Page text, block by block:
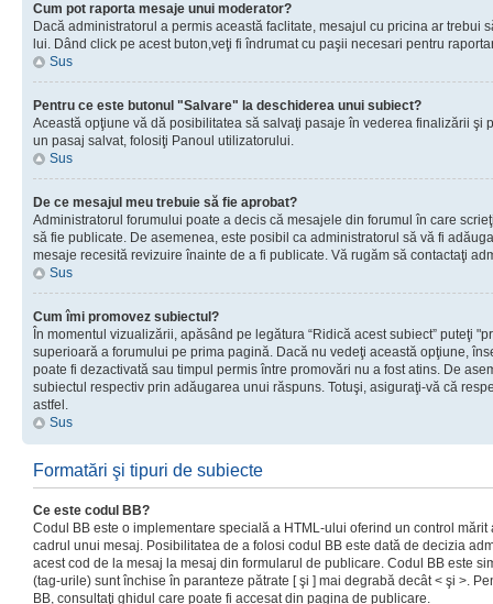
Cum pot raporta mesaje unui moderator?
Dacă administratorul a permis această faclitate, mesajul cu pricina ar trebui
lui. Dând click pe acest buton,veţi fi îndrumat cu paşii necesari pentru
Sus
Pentru ce este butonul "Salvare" la deschiderea unui subiect?
Această opţiune vă dă posibilitatea să salvaţi pasaje în vederea finalizării şi
un pasaj salvat, folosiţi Panoul utilizatorului.
Sus
De ce mesajul meu trebuie să fie aprobat?
Administratorul forumului poate a decis că mesajele din forumul în care
să fie publicate. De asemenea, este posibil ca administratorul să vă fi
mesaje recesită revizuire înainte de a fi publicate. Vă rugăm să contactaţi
Sus
Cum îmi promovez subiectul?
În momentul vizualizării, apăsând pe legătura “Ridică acest subiect” puteţi
superioară a forumului pe prima pagină. Dacă nu vedeţi această opţiune,
poate fi dezactivată sau timpul permis între promovări nu a fost atins. De
subiectul respectiv prin adăugarea unui răspuns. Totuşi, asiguraţi-vă că
astfel.
Sus
Formatări şi tipuri de subiecte
Ce este codul BB?
Codul BB este o implementare specială a HTML-ului oferind un control
cadrul unui mesaj. Posibilitatea de a folosi codul BB este dată de decizia
acest cod de la mesaj la mesaj din formularul de publicare. Codul BB este
(tag-urile) sunt închise în paranteze pătrate [ şi ] mai degrabă decât < şi >.
BB, consultaţi ghidul care poate fi accesat din pagina de publicare.